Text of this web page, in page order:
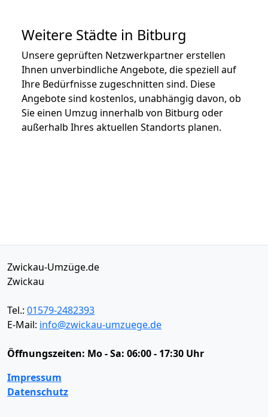
Weitere Städte in Bitburg
Unsere geprüften Netzwerkpartner erstellen
Ihnen unverbindliche Angebote, die speziell auf
Ihre Bedürfnisse zugeschnitten sind. Diese
Angebote sind kostenlos, unabhängig davon, ob
Sie einen Umzug innerhalb von Bitburg oder
außerhalb Ihres aktuellen Standorts planen.
Zwickau-Umzüge.de
Zwickau
Tel.: 01579-2482393
E-Mail: info@zwickau-umzuege.de
Öffnungszeiten: Mo - Sa: 06:00 - 17:30 Uhr
Impressum
Datenschutz